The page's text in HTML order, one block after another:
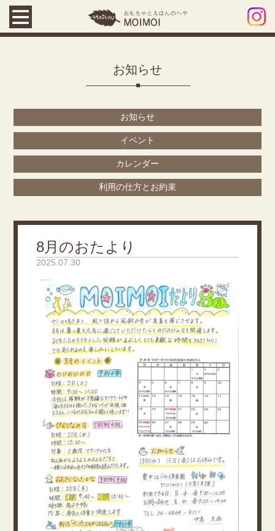
お知らせ
お知らせ
イベント
カレンダー
利用の仕方とお約束
8月のおたより
2025.07.30